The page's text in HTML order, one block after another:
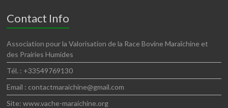
Contact Info
Association pour la Valorisation de la Race Bovine Maraîchine et
des Prairies Humides
Tél. : +33549769130
Email : contactmaraichine@gmail.com
Site: www.vache-maraichine.org